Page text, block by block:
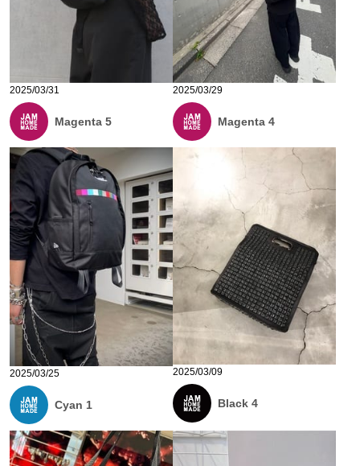
2025/03/31
Magenta 5
2025/03/29
Magenta 4
2025/03/25
Cyan 1
2025/03/09
Black 4